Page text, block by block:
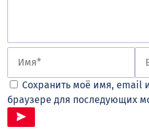
Сохранить моё имя, email
браузере для последующих